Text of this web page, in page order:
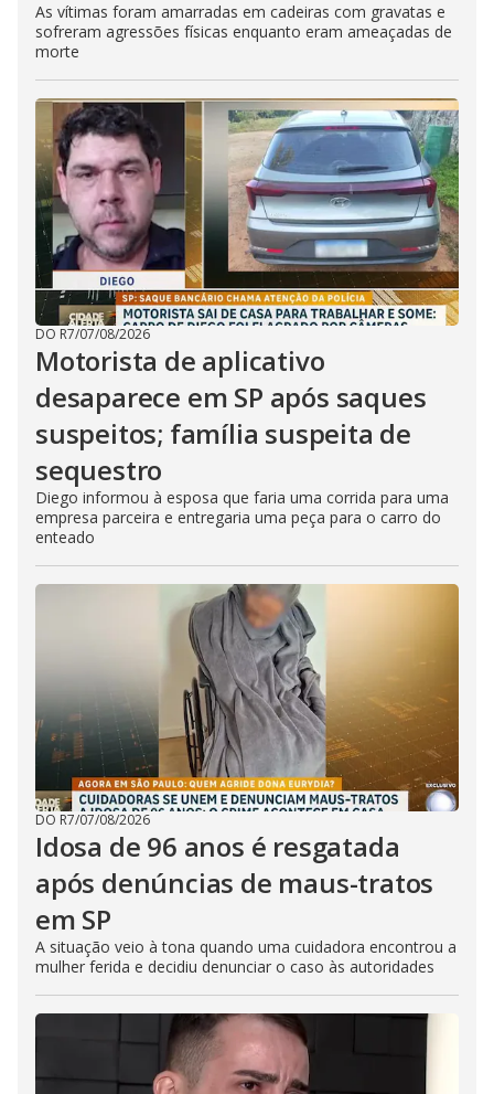
As vítimas foram amarradas em cadeiras com gravatas e
sofreram agressões físicas enquanto eram ameaçadas de
morte
DO R7/07/08/2026
Motorista de aplicativo
desaparece em SP após saques
suspeitos; família suspeita de
sequestro
Diego informou à esposa que faria uma corrida para uma
empresa parceira e entregaria uma peça para o carro do
enteado
DO R7/07/08/2026
Idosa de 96 anos é resgatada
após denúncias de maus-tratos
em SP
A situação veio à tona quando uma cuidadora encontrou a
mulher ferida e decidiu denunciar o caso às autoridades